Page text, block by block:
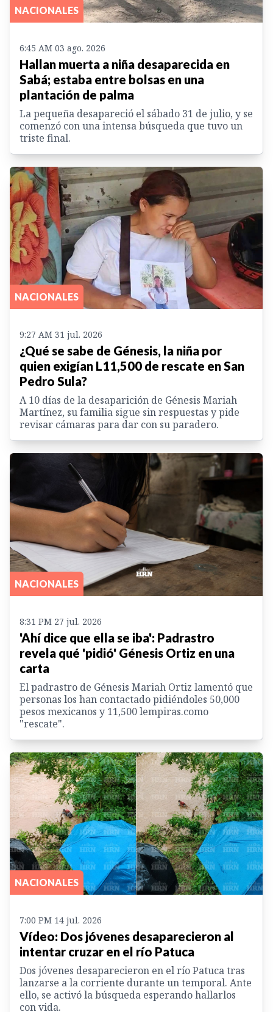
NACIONALES
6:45 AM 03 ago. 2026
Hallan muerta a niña desaparecida en
Sabá; estaba entre bolsas en una
plantación de palma
La pequeña desapareció el sábado 31 de julio, y se
comenzó con una intensa búsqueda que tuvo un
triste final.
NACIONALES
9:27 AM 31 jul. 2026
¿Qué se sabe de Génesis, la niña por
quien exigían L11,500 de rescate en San
Pedro Sula?
A 10 días de la desaparición de Génesis Mariah
Martínez, su familia sigue sin respuestas y pide
revisar cámaras para dar con su paradero.
NACIONALES
8:31 PM 27 jul. 2026
'Ahí dice que ella se iba': Padrastro
revela qué 'pidió' Génesis Ortiz en una
carta
El padrastro de Génesis Mariah Ortiz lamentó que
personas los han contactado pidiéndoles 50,000
pesos mexicanos y 11,500 lempiras.como
"rescate".
NACIONALES
7:00 PM 14 jul. 2026
Vídeo: Dos jóvenes desaparecieron al
intentar cruzar en el río Patuca
Dos jóvenes desaparecieron en el río Patuca tras
lanzarse a la corriente durante un temporal. Ante
ello, se activó la búsqueda esperando hallarlos
con vida.